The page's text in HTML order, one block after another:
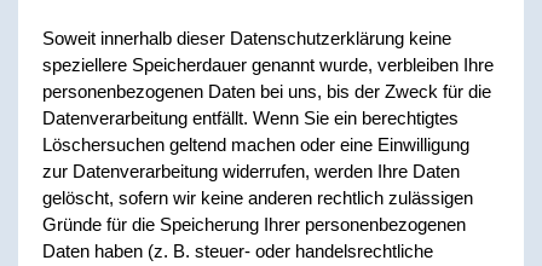
Soweit innerhalb dieser Datenschutzerklärung keine
speziellere Speicherdauer genannt wurde, verbleiben Ihre
personenbezogenen Daten bei uns, bis der Zweck für die
Datenverarbeitung entfällt. Wenn Sie ein berechtigtes
Löschersuchen geltend machen oder eine Einwilligung
zur Datenverarbeitung widerrufen, werden Ihre Daten
gelöscht, sofern wir keine anderen rechtlich zulässigen
Gründe für die Speicherung Ihrer personenbezogenen
Daten haben (z. B. steuer- oder handelsrechtliche